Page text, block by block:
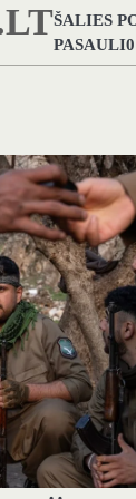
ŠALIES